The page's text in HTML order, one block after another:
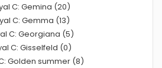
C: Gemina (20)
C: Gemma (13)
C: Georgiana (5)
C: Gisselfeld (0)
Golden summer (8)